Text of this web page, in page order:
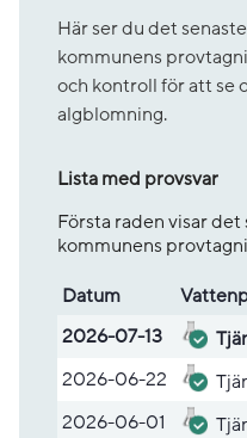
Här ser du det
kommunens
och kontroll för att se
algblomning.
Lista med provsvar
Första raden visar
kommunens
Lista med provsvar
Datum
2026-07-13
2026-06-22
2026-06-01